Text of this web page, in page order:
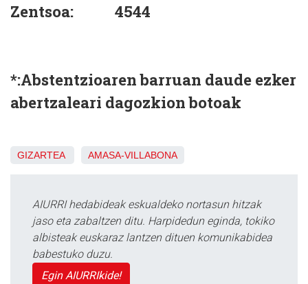
Zentsoa: 4544
*:Abstentzioaren barruan daude ezker
abertzaleari dagozkion botoak
GIZARTEA AMASA-VILLABONA
AIURRI hedabideak eskualdeko nortasun hitzak
jaso eta zabaltzen ditu. Harpidedun eginda, tokiko
albisteak euskaraz lantzen dituen komunikabidea
babestuko duzu.
Egin AIURRIkide!